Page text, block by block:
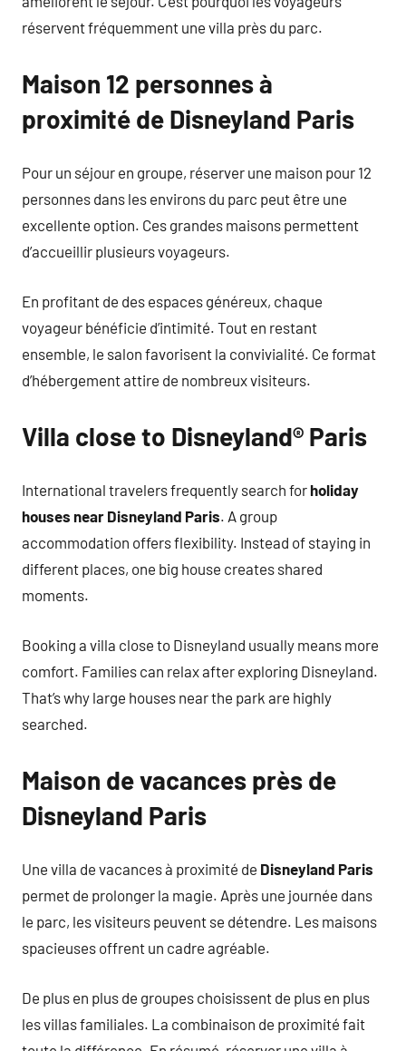
réservent fréquemment une villa près du parc.
Maison 12 personnes à
proximité de Disneyland Paris
Pour un séjour en groupe, réserver une maison pour 12
personnes dans les environs du parc peut être une
excellente option. Ces grandes maisons permettent
d’accueillir plusieurs voyageurs.
En profitant de des espaces généreux, chaque
voyageur bénéficie d’intimité. Tout en restant
ensemble, le salon favorisent la convivialité. Ce format
d’hébergement attire de nombreux visiteurs.
Villa close to Disneyland® Paris
International travelers frequently search forholiday
houses near Disneyland Paris. A group
accommodation offers flexibility. Instead of staying in
different places, one big house creates shared
moments.
Booking a villa close to Disneyland usually means more
comfort. Families can relax after exploring Disneyland.
That’s why large houses near the park are highly
searched.
Maison de vacances près de
Disneyland Paris
Une villa de vacances à proximité de Disneyland Paris
permet de prolonger la magie. Après une journée dans
le parc, les visiteurs peuvent se détendre. Les maisons
spacieuses offrent un cadre agréable.
De plus en plus de groupes choisissent de plus en plus
les villas familiales. La combinaison de proximité fait